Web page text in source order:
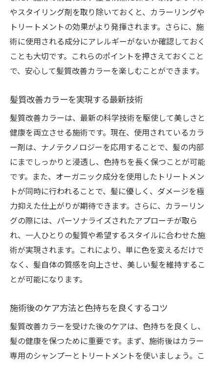
人気の秘密：効果を実感した理由
施術後の変化とその持続期間
口コミから見る髪質改善カラーの評判
人気サロンが提供する安心の理由
髪質改善カラーで春を迎える！松本市寿台のお
すすめサロン情報
春にぴったりの髪質改善カラー
松本市寿台でおすすめのサロン選び
サロンでの施術の流れと注意点
春の髪色トレンドと髪質改善
新しい季節に向けた髪のお手入れ
予約前に知っておくべき情報
髪質改善カラーの選び方松本市寿台のプロが教
えるポイント
自分に合った髪質改善カラーの見つけ方
失敗しないサロン選びのコツ
施術前に考慮すべき要素
プロが薦める髪質に合ったカラー
長期的な美髪を保つための選択肢
美しさを引き出す髪質改善カラー松本市寿台の
やスタイリング剤を取り除いておくと、カラーリングや
トリートメントの効果がより発揮されます。さらに、施
術に使用される成分にアレルギーがないか確認しておく
ことも大切です。これらのポイントを押さえておくこと
で、安心して髪質改善カラーを楽しむことができます。
髪質改善カラーを実現する最新技術
髪質改善カラーは、最新の科学技術を駆使して美しさと
健康を両立させる施術です。現在、使用されているカラ
ー剤は、ナノテクノロジーを応用することで、髪の内部
にまでしっかりと浸透し、色持ちを長く保つことが可能
です。また、オーガニック成分を使用したトリートメン
トが同時に行われることで、髪に優しく、ダメージを極
力抑えた仕上がりが期待できます。さらに、カラーリン
グの際には、パーソナライズされたアプローチが取ら
れ、一人ひとりの髪質や希望するスタイルに合わせた施
術が実現されます。これにより、単に色を変えるだけで
なく、髪自体の質感を向上させ、美しい髪を維持するこ
とが可能になります。
施術後のケア方法と色持ちを良くするコツ
髪質改善カラーを受けた後のケアは、色持ちを良くし、
髪の健康を保つために重要です。まず、施術後はカラー
専用のシャンプーとトリートメントを使いましょう。こ